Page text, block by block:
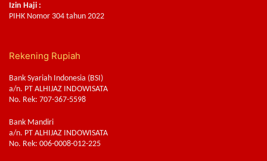
Izin Haji :
PIHK Nomor 304 tahun 2022
Rekening Rupiah
Bank Syariah Indonesia (BSI)
a/n. PT ALHIJAZ INDOWISATA
No. Rek: 707-367-5598
Bank Mandiri
a/n. PT ALHIJAZ INDOWISATA
No. Rek: 006-0008-012-225